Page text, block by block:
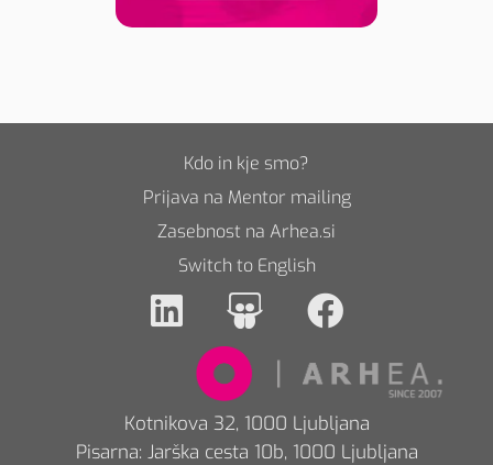
Kdo in kje smo?
Prijava na Mentor mailing
Zasebnost na Arhea.si
Switch to English
Kotnikova 32, 1000 Ljubljana
Pisarna: Jarška cesta 10b, 1000 Ljubljana